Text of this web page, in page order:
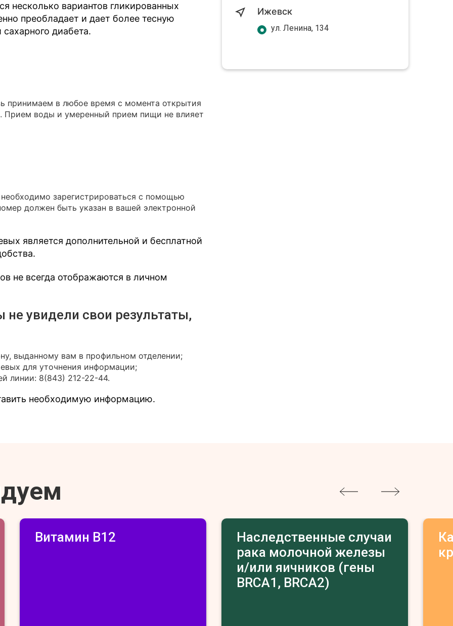
несколько вариантов гликированных
преобладает и дает более тесную
диабета.
принимаем в любое время с момента открытия
Прием воды и умеренный прием пищи не влияет
зарегистрироваться с помощью
должен быть указан в вашей электронной
является дополнительной и бесплатной
не всегда отображаются в личном
увидели свои результаты,
выданному вам в профильном отделении;
для уточнения информации;
линии: 8(843) 212-22-44.
необходимую информацию.
Ижевск
ул. Ленина, 134
Витамин В12
Наследственные случаи
рака молочной железы
и/или яичников (гены
BRCA1, BRCA2)